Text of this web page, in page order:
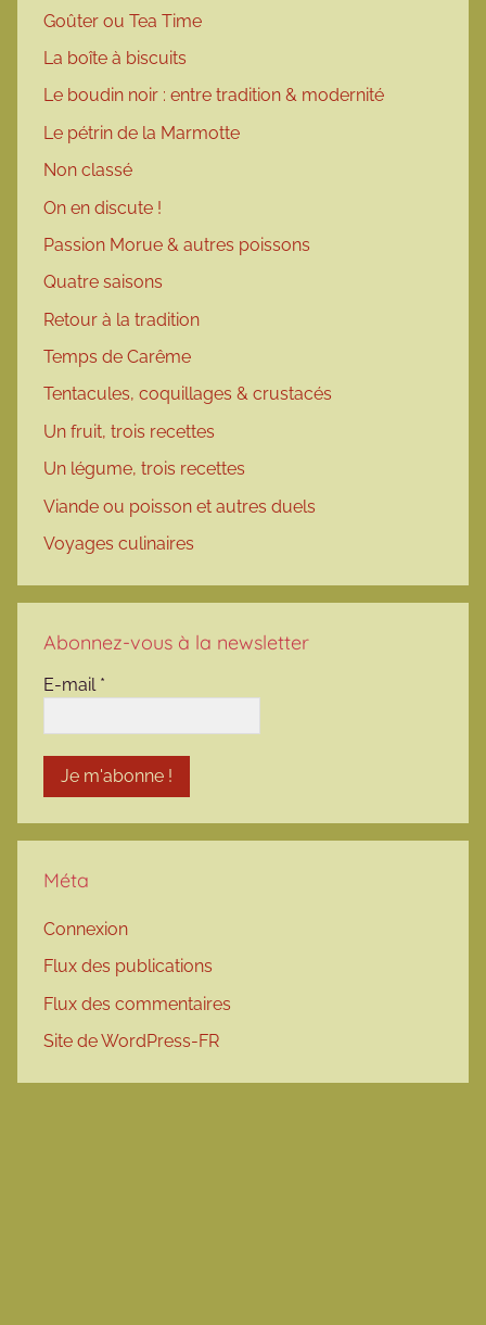
Goûter ou Tea Time
La boîte à biscuits
Le boudin noir : entre tradition & modernité
Le pétrin de la Marmotte
Non classé
On en discute !
Passion Morue & autres poissons
Quatre saisons
Retour à la tradition
Temps de Carême
Tentacules, coquillages & crustacés
Un fruit, trois recettes
Un légume, trois recettes
Viande ou poisson et autres duels
Voyages culinaires
Abonnez-vous à la newsletter
E-mail *
Méta
Connexion
Flux des publications
Flux des commentaires
Site de WordPress-FR